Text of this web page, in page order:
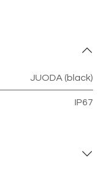
JUODA (black)
IP67